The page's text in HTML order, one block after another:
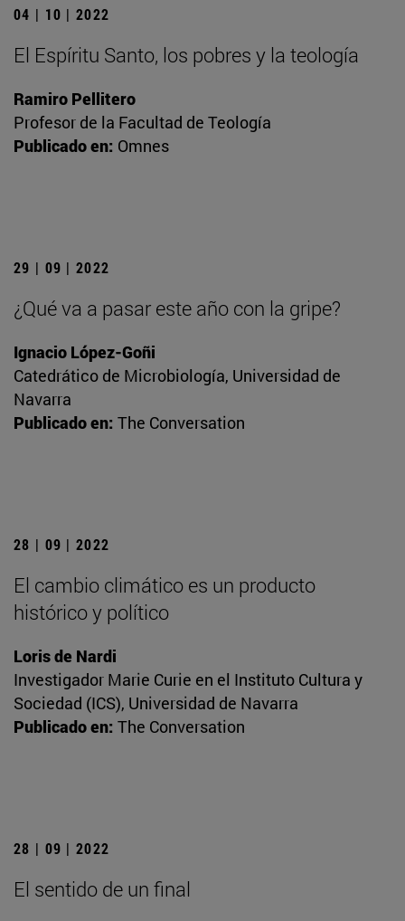
04 | 10 | 2022
El Espíritu Santo, los pobres y la teología
Ramiro Pellitero
Profesor de la Facultad de Teología
Publicado en: Omnes
29 | 09 | 2022
¿Qué va a pasar este año con la gripe?
Ignacio López-Goñi
Catedrático de Microbiología, Universidad de
Navarra
Publicado en: The Conversation
28 | 09 | 2022
El cambio climático es un producto
histórico y político
Loris de Nardi
Investigador Marie Curie en el Instituto Cultura y
Sociedad (ICS), Universidad de Navarra
Publicado en: The Conversation
28 | 09 | 2022
El sentido de un final